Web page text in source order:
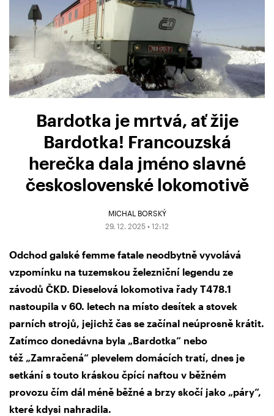
Bardotka je mrtvá, ať žije
Bardotka! Francouzská
herečka dala jméno slavné
československé lokomotivě
MICHAL BORSKÝ
29. 12. 2025 • 12:12
Odchod galské femme fatale neodbytně vyvolává
vzpomínku na tuzemskou železniční legendu ze
závodů ČKD. Dieselová lokomotiva řady T478.1
nastoupila v 60. letech na místo desítek a stovek
parních strojů, jejichž čas se začínal neúprosně krátit.
Zatímco donedávna byla „Bardotka“ nebo
též „Zamračená“ plevelem domácích tratí, dnes je
setkání s touto kráskou čpící naftou v běžném
provozu čím dál méně běžné a brzy skočí jako „páry“,
které kdysi nahradila.